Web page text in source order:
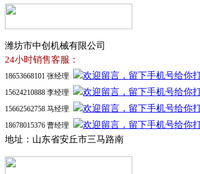
潍坊市中创机械有限公司
24小时销售客服：
18653668101 张经理
15624210888 李经理
15662562758 马经理
18678015376 曹经理
地址：山东省安丘市三马路南